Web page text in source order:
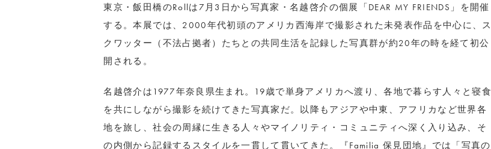
東京・飯田橋のRollは7月3日から写真家・名越啓介の個展「DEAR MY FRIENDS」を開催
する。本展では、2000年代初頭のアメリカ西海岸で撮影された未発表作品を中心に、ス
クワッター（不法占拠者）たちとの共同生活を記録した写真群が約20年の時を経て初公
開される。
名越啓介は1977年奈良県生まれ。19歳で単身アメリカへ渡り、各地で暮らす人々と寝食
を共にしながら撮影を続けてきた写真家だ。以降もアジアや中東、アフリカなど世界各
地を旅し、社会の周縁に生きる人々やマイノリティ・コミュニティへ深く入り込み、そ
の内側から記録するスタイルを一貫して貫いてきた。『Familia 保見団地』では「写真の